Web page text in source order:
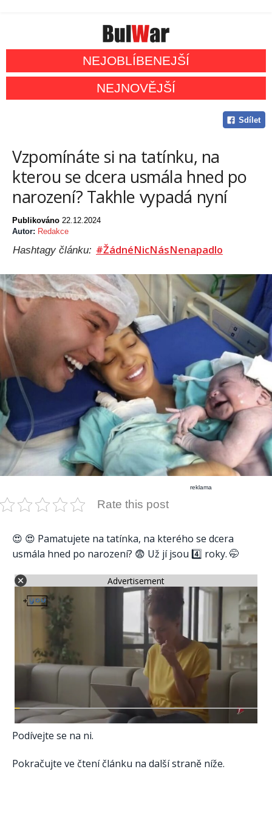
NEJOBLÍBENEJŠÍ
NEJNOVĚJŠÍ
Sdílet
Vzpomínáte si na tatínku, na
kterou se dcera usmála hned po
narození? Takhle vypadá nyní
Publikováno 22.12.2024
Autor: Redakce
Hashtagy článku: #ŽádnéNicNásNenapadlo
reklama
Rate this post
😍 😍 Pamatujete na tatínka, na kterého se dcera
usmála hned po narození? 😨 Už jí jsou 4️⃣ roky. 🤭
Advertisement
Podívejte se na ni.
Pokračujte ve čtení článku na další straně níže.